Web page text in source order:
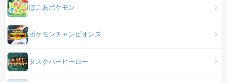
ぽこあポケモン
ポケモンチャンピオンズ
タスクバーヒーロー